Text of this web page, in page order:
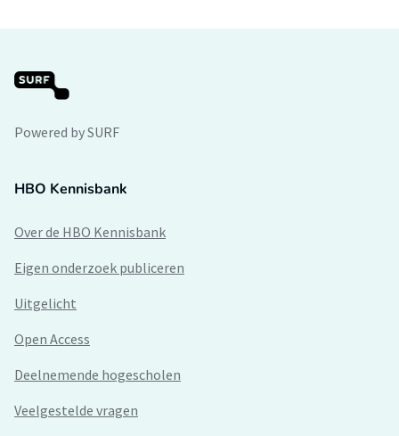
Powered by SURF
HBO Kennisbank
Over de HBO Kennisbank
Eigen onderzoek publiceren
Uitgelicht
Open Access
Deelnemende hogescholen
Veelgestelde vragen